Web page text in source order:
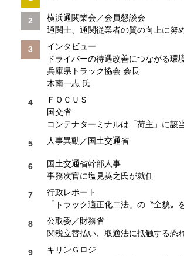
横浜通関業会／会員懇談会
通関士、通関従業者の質の向上に努
インタビュー
ドライバーの待遇改善につながる環
兵庫県トラック協会 会長
木南一志 氏
ＦＯＣＵＳ
国交省
コンテナターミナルは「荷主」に該
人事異動／国土交通省
国土交通省幹部人事
事務次官に塩見英之氏が就任
行政レポート
「トラック適正化二法」の〝全貌〟
公取委／財務省
関税立替払い、取適法に抵触する恐
キリンＧロジ